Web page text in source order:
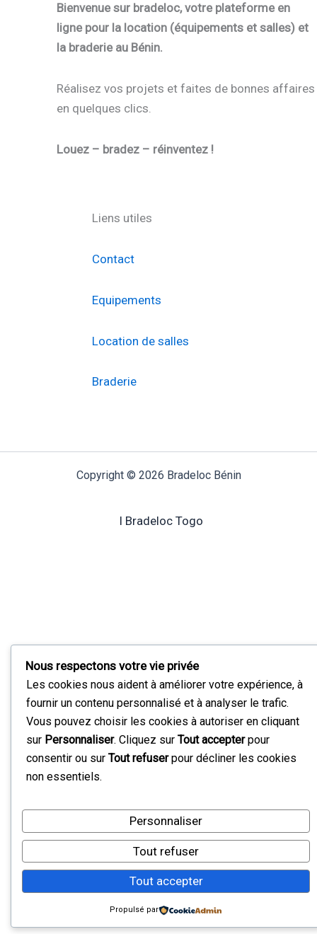
Bienvenue sur bradeloc, votre plateforme en
ligne pour la location (équipements et salles) et
la braderie au Bénin.
Réalisez vos projets et faites de bonnes affaires
en quelques clics.
Louez – bradez – réinventez !
Liens utiles
Contact
Equipements
Location de salles
Braderie
Copyright © 2026 Bradeloc Bénin
I Bradeloc Togo
Nous respectons votre vie privée
Les cookies nous aident à améliorer votre expérience, à
fournir un contenu personnalisé et à analyser le trafic.
Vous pouvez choisir les cookies à autoriser en cliquant
sur Personnaliser. Cliquez sur Tout accepterpour
consentir ou sur Tout refuserpour décliner les cookies
non essentiels.
Personnaliser
Tout refuser
Tout accepter
Propulsé par